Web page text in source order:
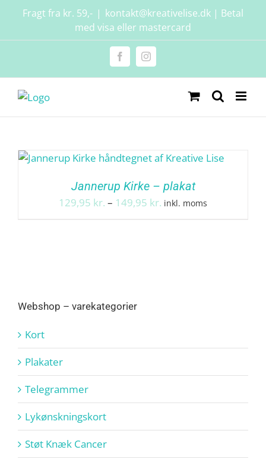
content
Fragt fra kr. 59,- | kontakt@kreativelise.dk | Betal
med visa eller mastercard
FacebookInstagram
Jannerup Kirke – plakat
129,95 kr. – 149,95 kr. Prisinterval:
inkl. moms
Webshop – varekategorier
Kort
Plakater
Telegrammer
Lykønskningskort
Støt Knæk Cancer